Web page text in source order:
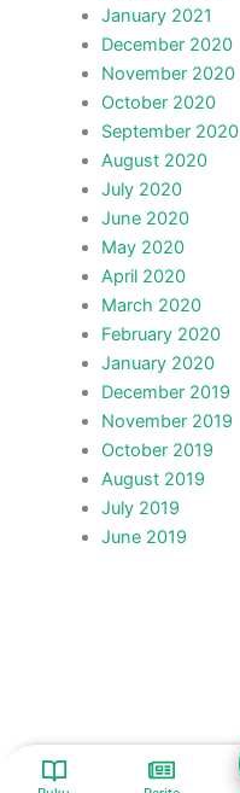
January 2021
December 2020
November 2020
October 2020
September 2020
August 2020
July 2020
June 2020
May 2020
April 2020
March 2020
February 2020
January 2020
December 2019
November 2019
October 2019
August 2019
July 2019
June 2019